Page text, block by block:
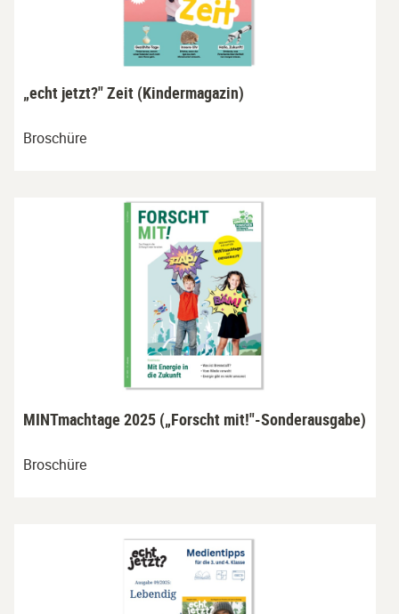
„echt jetzt?" Zeit (Kindermagazin)
Broschüre
MINTmachtage 2025 („Forscht mit!"-Sonderausgabe)
Broschüre